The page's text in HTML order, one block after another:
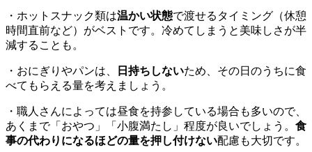
・ホットスナック類は温かい状態で渡せるタイミング（休憩
時間直前など）がベストです。冷めてしまうと美味しさが半
減することも。
・おにぎりやパンは、 日持ちしないため、その日のうちに食
べてもらえる量を考えましょう。
・職人さんによっては昼食を持参している場合も多いので、
あくまで「おやつ」「小腹満たし」程度が良いでしょう。 食
事の代わりになるほどの量を押し付けない配慮も大切です。